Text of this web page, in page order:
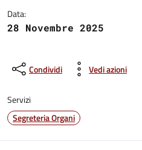
Data:
28 Novembre 2025
Condividi Vedi azioni
Servizi
Segreteria Organi